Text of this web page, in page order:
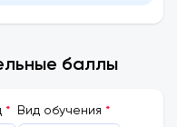
баллы
* Вид обучения *